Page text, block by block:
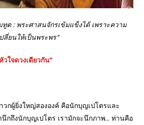
ต : พระศาสนจักรเข้มแข็งได้ เพราะความ
ลี่ยนให้เป็นพระพร”
ใจดวงเดียวกัน”
กผู้ยิ่งใหญ่สององค์ คือนักบุญเปโตรและ
นึกถึงนักบุญเปโตร เรามักจะนึกภาพ… ท่านคือ